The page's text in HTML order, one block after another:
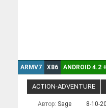
ARMV7 X86 ANDROID 4.2 +
ACTION-ADVENTURE
Автор: Sage 8-10-